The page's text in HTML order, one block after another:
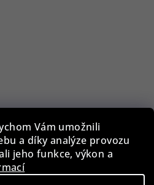
Vám umožnili
a díky analýze provozu
jeho funkce, výkon a